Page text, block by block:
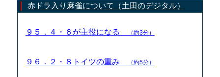
赤ドラ入り麻雀について（土田のデジタル）
９５．４・６が主役になる （約3分）
９６．２・８トイツの重み （約5分）